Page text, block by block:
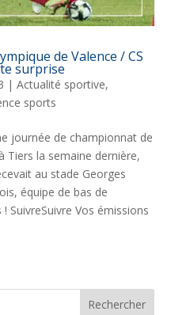
de Valence / CS
surprise
| Actualité sportive,
sports
journée de championnat de
Tiers la semaine dernière,
au stade Georges
équipe de bas de
SuivreSuivre Vos émissions